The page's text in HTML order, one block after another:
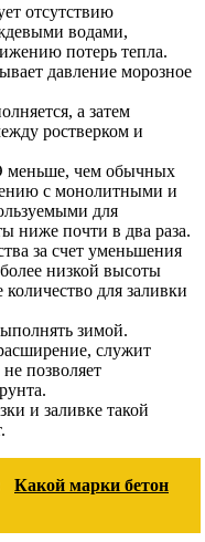
отсутствию
водами,
потерь тепла.
давление морозное
а затем
ростверком и
меньше, чем обычных
с монолитными и
для
ниже почти в два раза.
за счет уменьшения
низкой высоты
количество для заливки
зимой.
служит
позволяет
и заливке такой
Какой марки бетон